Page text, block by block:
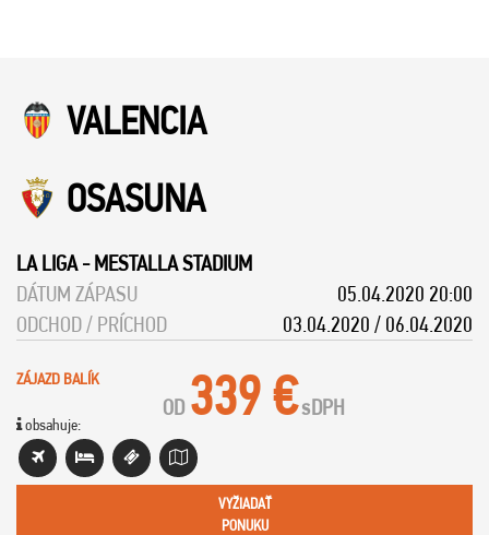
VALENCIA
OSASUNA
LA LIGA-MESTALLA STADIUM
DÁTUM ZÁPASU
05.04.2020 20:00
ODCHOD / PRÍCHOD
03.04.2020 / 06.04.2020
ZÁJAZD BALÍK
obsahuje:
OD 339 €sDPH
VYŽIADAŤ
PONUKU